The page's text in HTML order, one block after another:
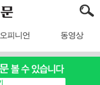
오피니언 동영상